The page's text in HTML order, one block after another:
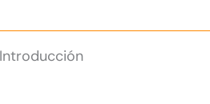
Introducción